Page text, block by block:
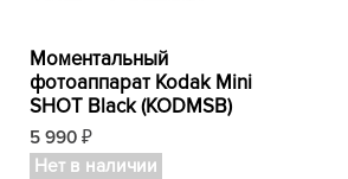
Моментальный
фотоаппарат Kodak Mini
SHOT Black (KODMSB)
5 990 ₽
Нет в наличии